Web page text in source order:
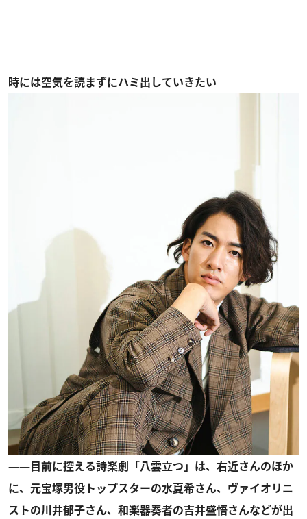
時には空気を読まずにハミ出していきたい
――目前に控える詩楽劇「八雲立つ」は、右近さんのほか
に、元宝塚男役トップスターの水夏希さん、ヴァイオリニ
ストの川井郁子さん、和楽器奏者の吉井盛悟さんなどが出